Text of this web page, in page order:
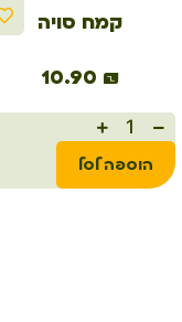
קמח סויה
10.90 ₪
הוספה לסל